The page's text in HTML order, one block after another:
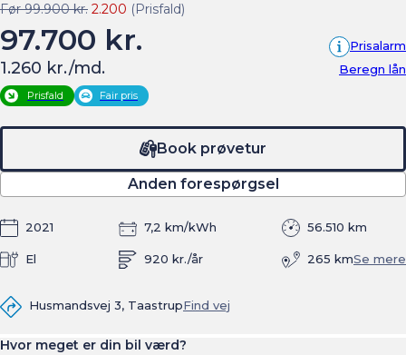
Før 99.900 kr. 2.200 (Prisfald)
97.700 kr. Prisalarm
1.260 kr./md. Beregn lån
Prisfald Fair pris
56.510 km
2021 7,2 km/kWh
920 kr./år
El 265 kmSe mere
Book prøvetur
Anden forespørgsel
Husmandsvej 3, TaastrupFind vej
Hvor meget er din bil værd?